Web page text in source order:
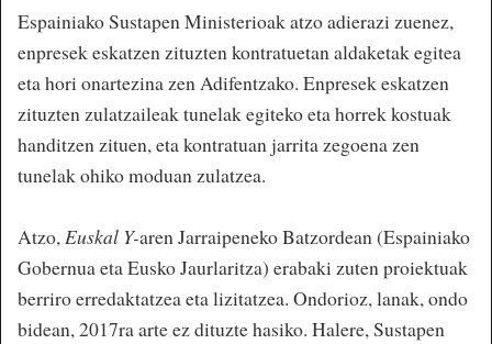
Espainiako Sustapen Ministerioak atzo adierazi zuenez,
enpresek eskatzen zituzten kontratuetan aldaketak egitea
eta hori onartezina zen Adifentzako. Enpresek eskatzen
zituzten zulatzaileak tunelak egiteko eta horrek kostuak
handitzen zituen, eta kontratuan jarrita zegoena zen
tunelak ohiko moduan zulatzea.
Atzo,Euskal Y-aren Jarraipeneko Batzordean (Espainiako
Gobernua eta Eusko Jaurlaritza) erabaki zuten proiektuak
berriro erredaktatzea eta lizitatzea. Ondorioz, lanak, ondo
bidean, 2017ra arte ez dituzte hasiko. Halere, Sustapen